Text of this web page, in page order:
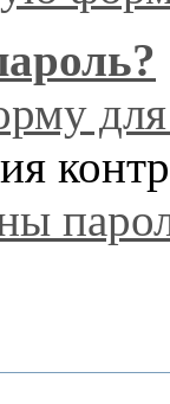
для